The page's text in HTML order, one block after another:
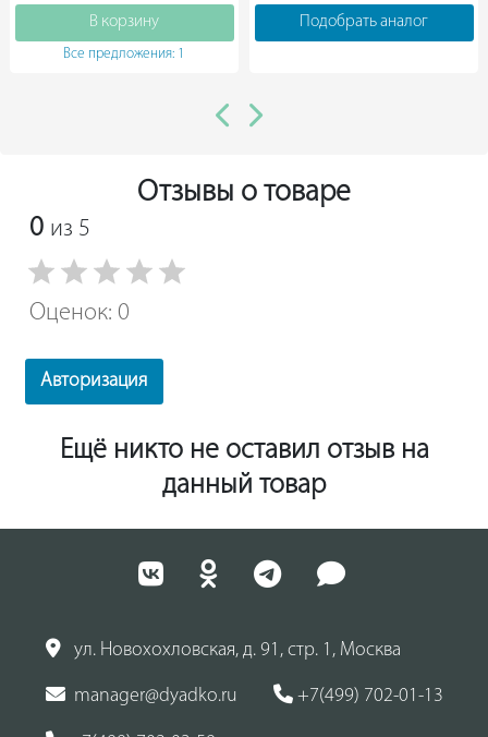
В корзину
Все предложения: 1
Подобрать аналог
Отзывы о товаре
0 из 5
Оценок: 0
Авторизация
Ещё никто не оставил отзыв на
данный товар
ул. Новохохловская, д. 91, стр. 1, Москва
manager@dyadko.ru +7(499) 702-01-13